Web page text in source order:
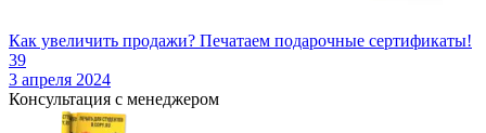
Как увеличить продажи? Печатаем подарочные сертификаты!
39
3 апреля 2024
Консультация с менеджером